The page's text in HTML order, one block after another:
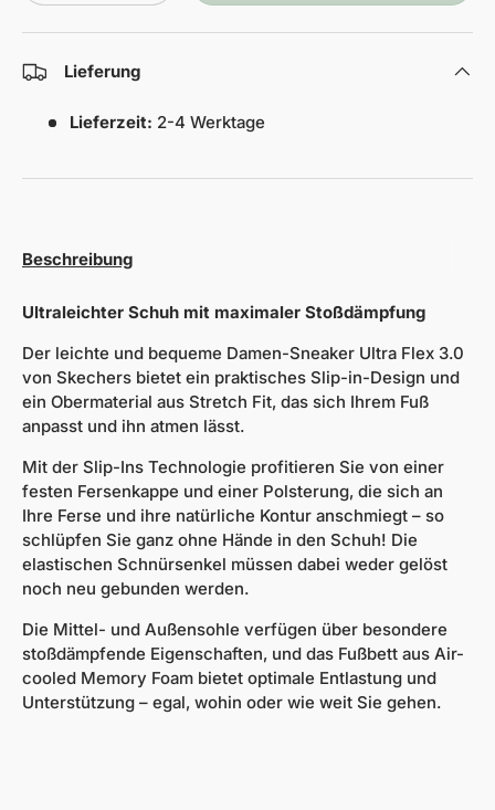
Lieferung
Lieferzeit: 2-4 Werktage
Beschreibung
Ultraleichter Schuh mit maximaler Stoßdämpfung
Der leichte und bequeme Damen-Sneaker Ultra Flex 3.0
von Skechers bietet ein praktisches Slip-in-Design und
ein Obermaterial aus Stretch Fit, das sich Ihrem Fuß
anpasst und ihn atmen lässt.
Mit der Slip-Ins Technologie profitieren Sie von einer
festen Fersenkappe und einer Polsterung, die sich an
Ihre Ferse und ihre natürliche Kontur anschmiegt – so
schlüpfen Sie ganz ohne Hände in den Schuh! Die
elastischen Schnürsenkel müssen dabei weder gelöst
noch neu gebunden werden.
Die Mittel- und Außensohle verfügen über besondere
stoßdämpfende Eigenschaften, und das Fußbett aus Air-
cooled Memory Foam bietet optimale Entlastung und
Unterstützung – egal, wohin oder wie weit Sie gehen.